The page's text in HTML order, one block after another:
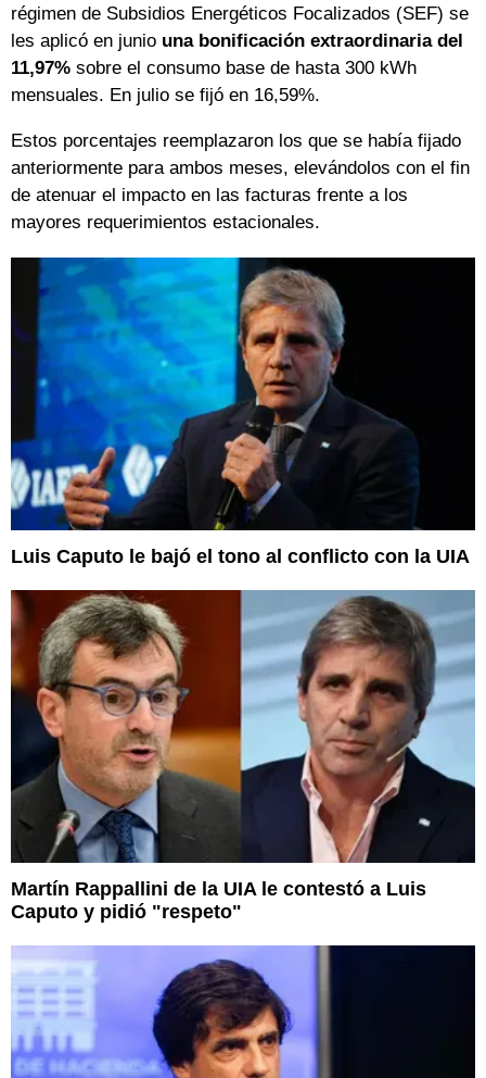
régimen de Subsidios Energéticos Focalizados (SEF) se
les aplicó en junio una bonificación extraordinaria del
11,97% sobre el consumo base de hasta 300 kWh
mensuales. En julio se fijó en 16,59%.
Estos porcentajes reemplazaron los que se había fijado
anteriormente para ambos meses, elevándolos con el fin
de atenuar el impacto en las facturas frente a los
mayores requerimientos estacionales.
Luis Caputo le bajó el tono al conflicto con la UIA
Martín Rappallini de la UIA le contestó a Luis
Caputo y pidió "respeto"